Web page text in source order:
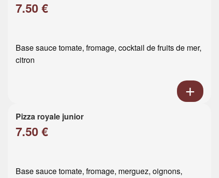
7.50 €
Base sauce tomate, fromage, cocktail de fruits de mer,
citron
Pizza royale junior
7.50 €
Base sauce tomate, fromage, merguez, oignons,